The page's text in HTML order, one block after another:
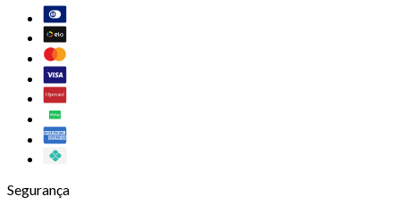
Segurança